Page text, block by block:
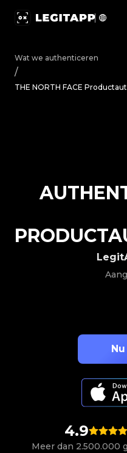
Wat we authenticeren
/
THE NORTH FACE
4.9
Meer dan 2.500.000